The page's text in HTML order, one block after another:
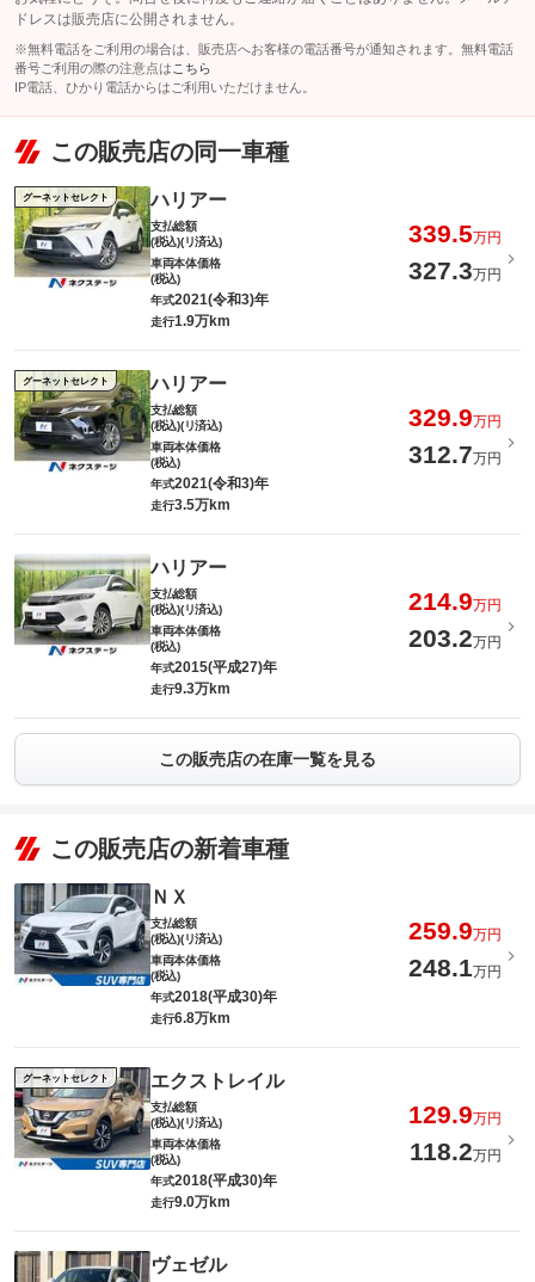
ドレスは販売店に公開されません。
※無料電話をご利用の場合は、販売店へお客様の電話番号が通知されます。無料電話
番号ご利用の際の注意点は こちら
IP電話、ひかり電話からはご利用いただけません。
この販売店の同一車種
グーネットセレクト ハリアー
支払総額
(税込)(リ済込)
339.5万円
車両本体価格
(税込)
327.3万円
年式2021(令和3)年
走行1.9万km
グーネットセレクト ハリアー
支払総額
(税込)(リ済込)
329.9万円
車両本体価格
(税込)
312.7万円
年式2021(令和3)年
走行3.5万km
ハリアー
支払総額
(税込)(リ済込)
214.9万円
車両本体価格
(税込)
203.2万円
年式2015(平成27)年
走行9.3万km
この販売店の在庫一覧を見る
この販売店の新着車種
ＮＸ
支払総額
(税込)(リ済込)
259.9万円
車両本体価格
(税込)
248.1万円
年式2018(平成30)年
走行6.8万km
グーネットセレクト エクストレイル
支払総額
(税込)(リ済込)
129.9万円
車両本体価格
(税込)
118.2万円
年式2018(平成30)年
走行9.0万km
ヴェゼル